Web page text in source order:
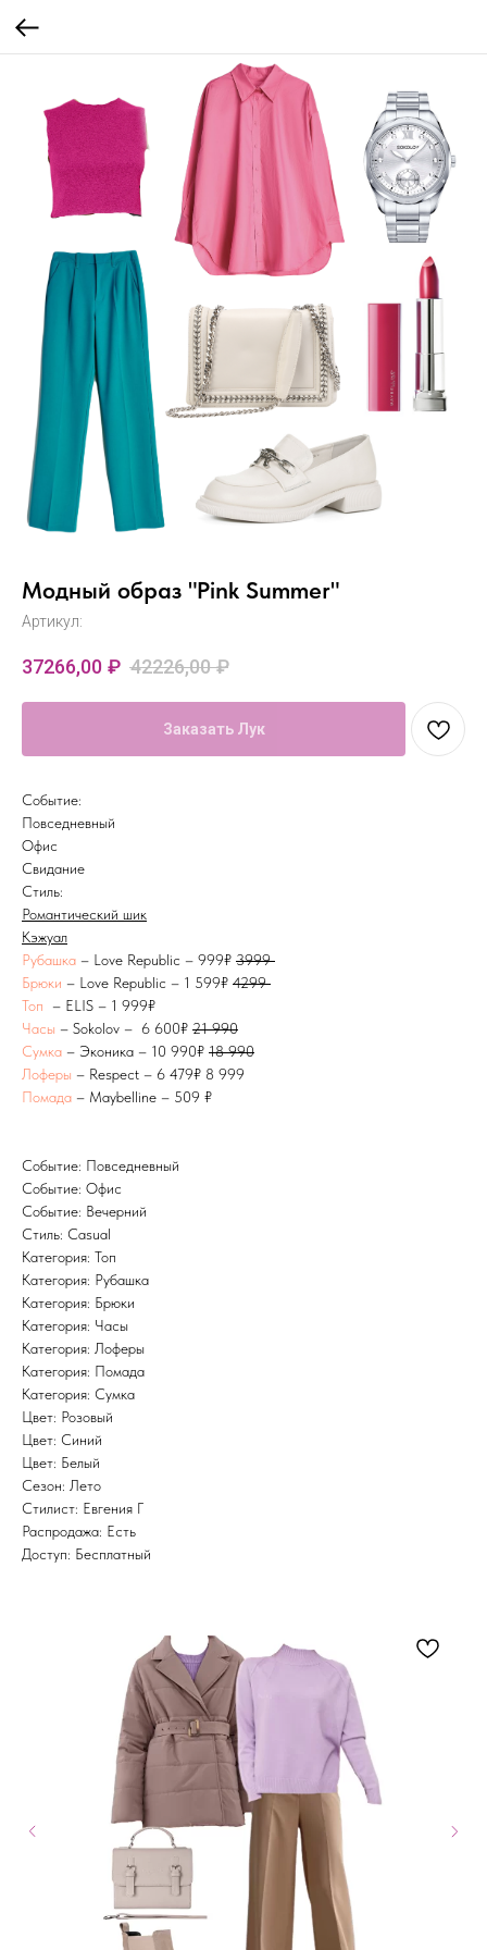
Модный образ "Pink Summer"
Артикул:
37266,00 ₽ 42226,00 ₽
Заказать Лук
Событие:
Повседневный
Офис
Свидание
Стиль:
Романтический шик
Кэжуал
Рубашка – Love Republic – 999₽ 3999
Брюки – Love Republic – 1 599₽ 4299
Топ – ELIS – 1 999₽
Часы – Sokolov – 6 600₽ 21 990
Сумка – Эконика – 10 990₽ 18 990
Лоферы – Respect – 6 479₽ 8 999
Помада – Maybelline – 509 ₽
Событие: Повседневный
Событие: Офис
Событие: Вечерний
Стиль: Casual
Категория: Топ
Категория: Рубашка
Категория: Брюки
Категория: Часы
Категория: Лоферы
Категория: Помада
Категория: Сумка
Цвет: Розовый
Цвет: Синий
Цвет: Белый
Сезон: Лето
Стилист: Евгения Г
Распродажа: Есть
Доступ: Бесплатный